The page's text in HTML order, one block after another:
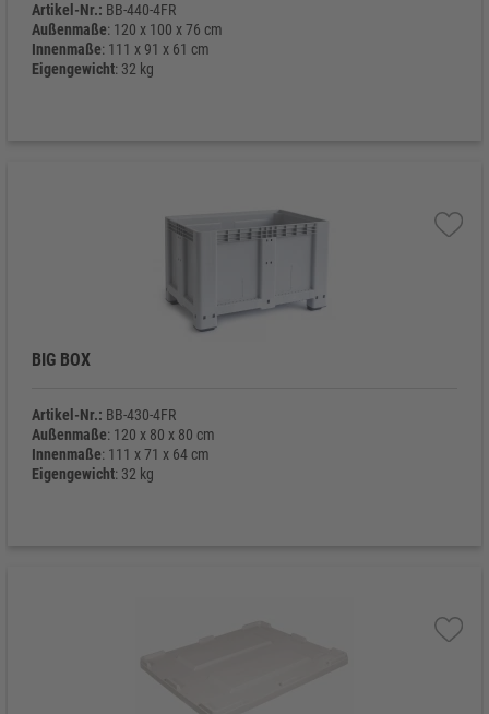
Artikel-Nr.: BB-440-4FR
Außenmaße: 120 x 100 x 76 cm
Innenmaße: 111 x 91 x 61 cm
Eigengewicht: 32 kg
BIG BOX
Artikel-Nr.: BB-430-4FR
Außenmaße: 120 x 80 x 80 cm
Innenmaße: 111 x 71 x 64 cm
Eigengewicht: 32 kg